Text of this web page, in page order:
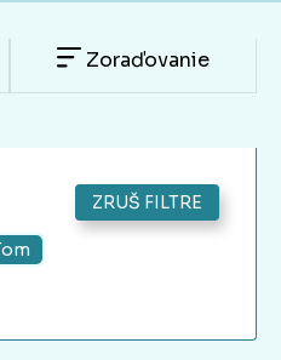
Zoraďovanie
ZRUŠ FILTRE